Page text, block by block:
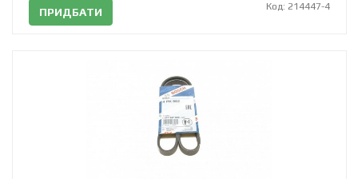
ПРИДБАТИ Код: 214447-4